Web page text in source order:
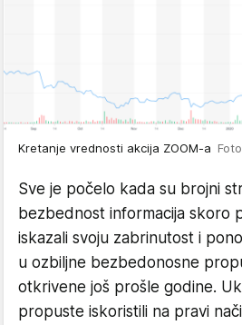
Kretanje vrednosti akcija ZOOM-a
Sve je počelo kada su brojni
bezbednost informacija skoro
iskazali svoju zabrinutost i
u ozbiljne bezbedonosne
otkrivene još prošle godine.
propuste iskoristili na pravi